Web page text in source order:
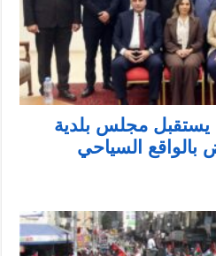
مجلس بلدية
بالواقع السياحي